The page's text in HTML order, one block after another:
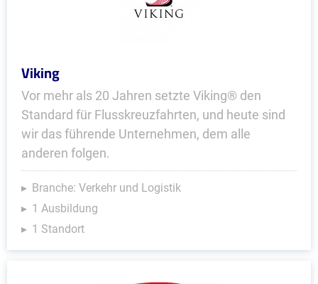
Viking
Vor mehr als 20 Jahren setzte Viking® den
Standard für Flusskreuzfahrten, und heute sind
wir das führende Unternehmen, dem alle
anderen folgen.
Branche: Verkehr und Logistik
1 Ausbildung
1 Standort